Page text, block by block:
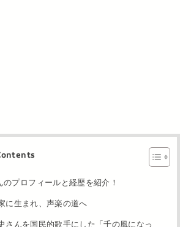
のプロフィールと経歴を紹介！
に生まれ、声楽の道へ
さんを国民的歌手にした「千の風になっ